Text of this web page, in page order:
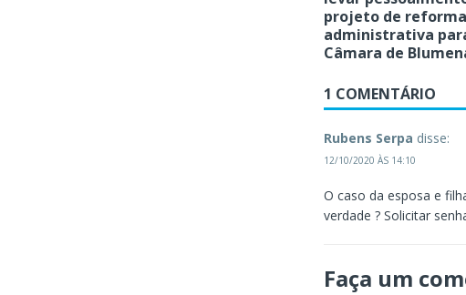
projeto de reforma
administrativa
Câmara de
1 COMENTÁRIO
Rubens Serpa disse:
12/10/2020 ÀS 14:10
O caso da esposa e
verdade ? Solicitar
Faça um